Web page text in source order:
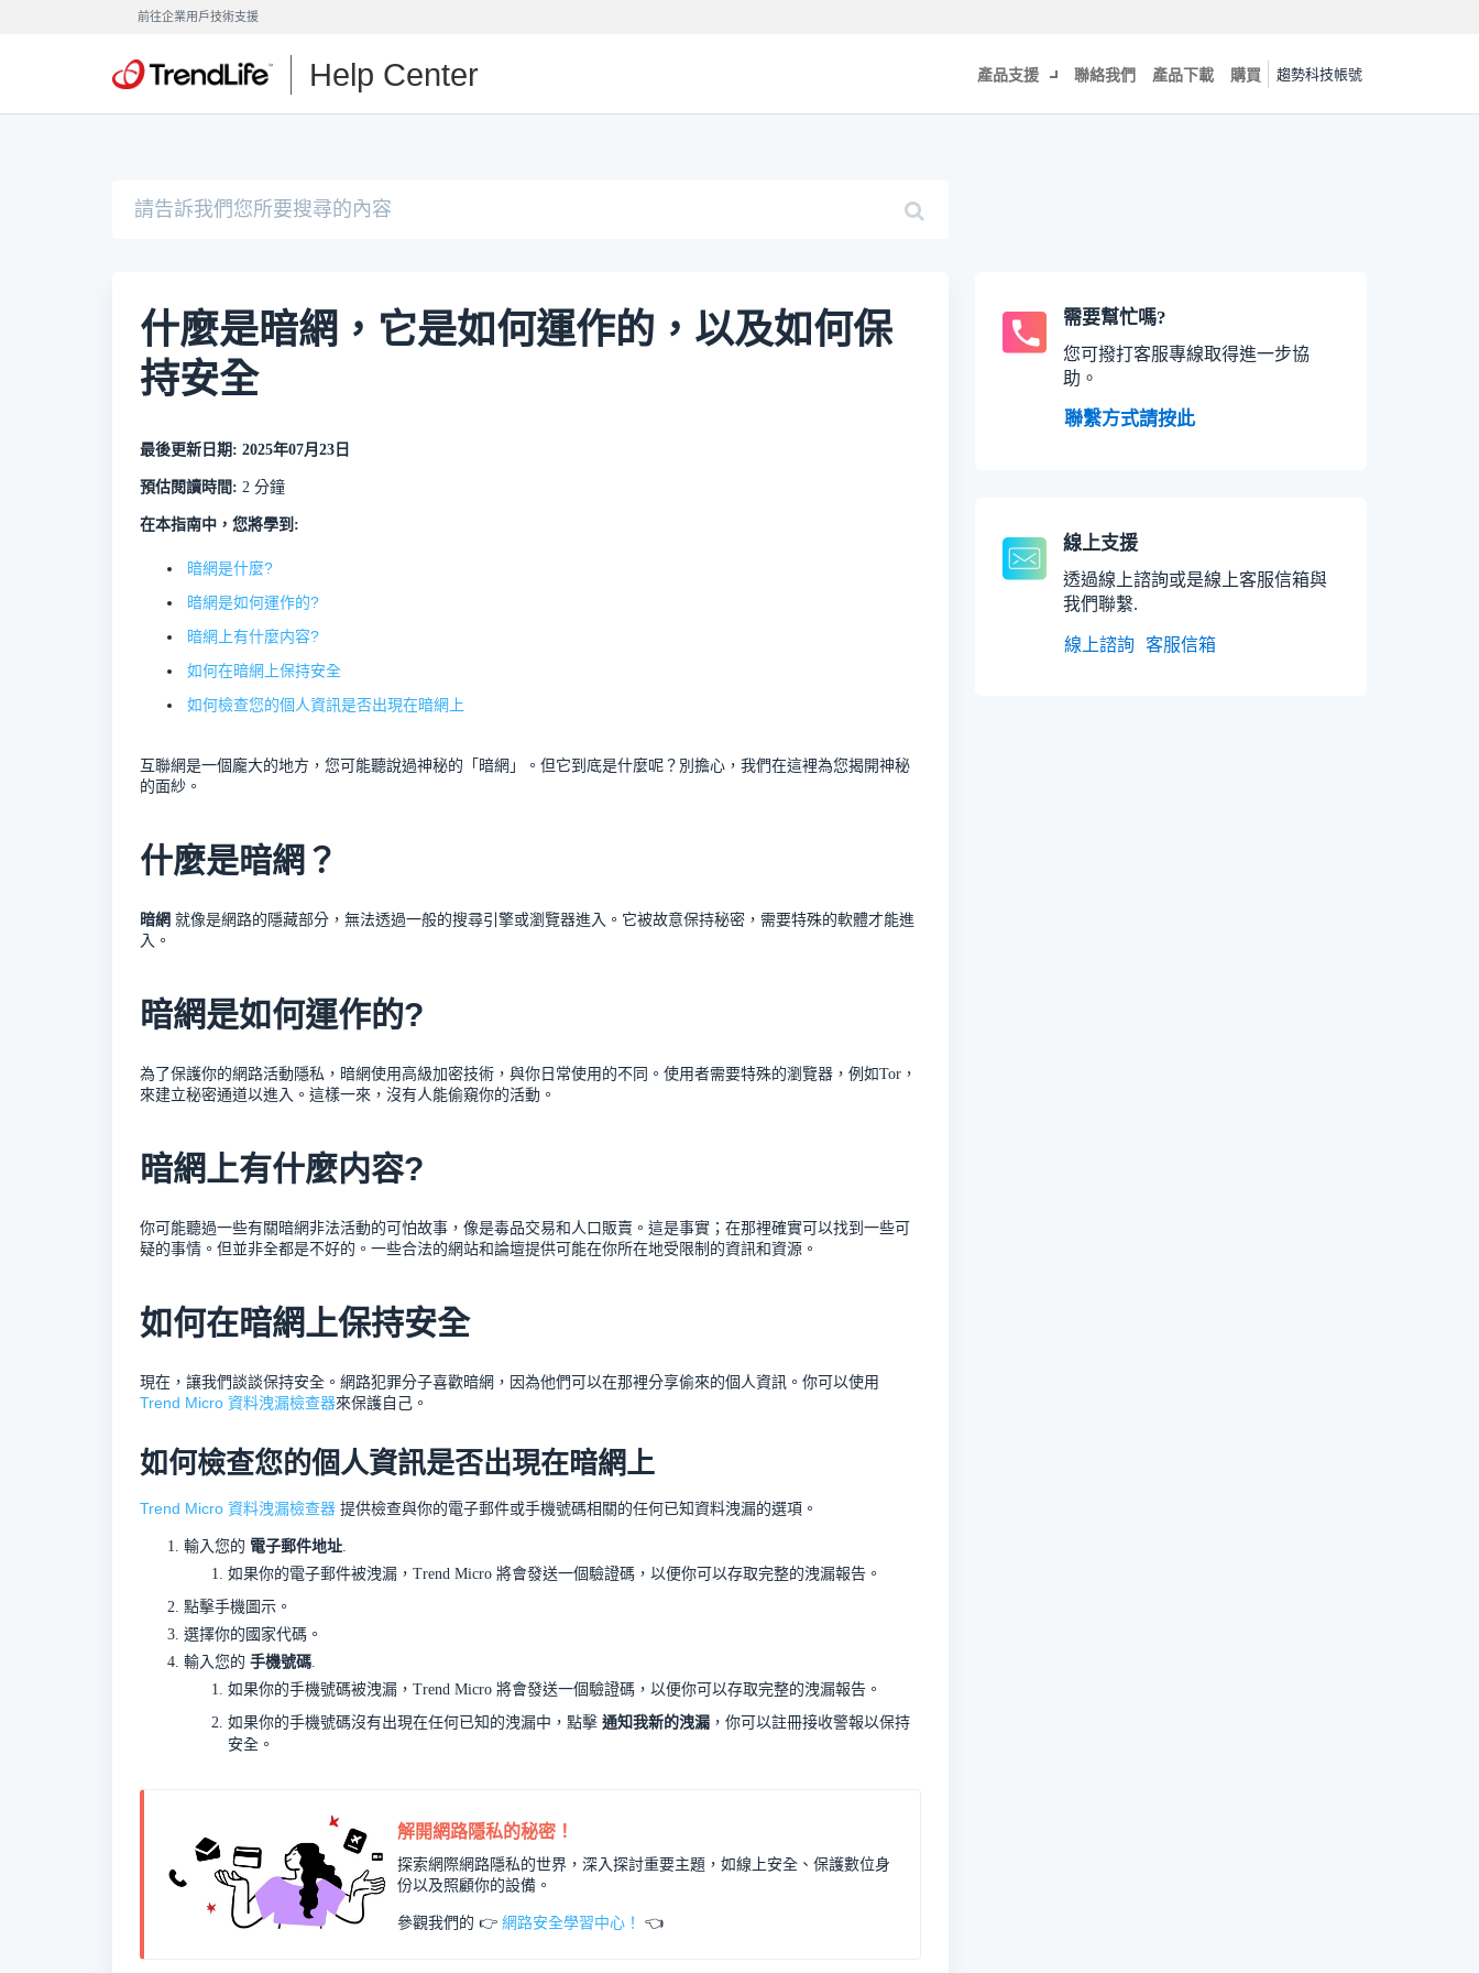
前往企業用戶技術支援
Help Center 產品支援 聯絡我們 產品下載 購買 趨勢科技帳號
什麼是暗網，它是如何運作的，以及如何保
持安全
最後更新日期: 2025年07月23日
預估閱讀時間: 2 分鐘
在本指南中，您將學到:
暗網是什麼?
暗網是如何運作的?
暗網上有什麼内容?
如何在暗網上保持安全
如何檢查您的個人資訊是否出現在暗網上
互聯網是一個龐大的地方，您可能聽說過神秘的「暗網」。但它到底是什麼呢？別擔心，我們在這裡為您揭開神秘
的面紗。
什麼是暗網？
暗網 就像是網路的隱藏部分，無法透過一般的搜尋引擎或瀏覽器進入。它被故意保持秘密，需要特殊的軟體才能進
入。
暗網是如何運作的?
為了保護你的網路活動隱私，暗網使用高級加密技術，與你日常使用的不同。使用者需要特殊的瀏覽器，例如Tor，
來建立秘密通道以進入。這樣一來，沒有人能偷窺你的活動。
暗網上有什麼内容?
你可能聽過一些有關暗網非法活動的可怕故事，像是毒品交易和人口販賣。這是事實；在那裡確實可以找到一些可
疑的事情。但並非全都是不好的。一些合法的網站和論壇提供可能在你所在地受限制的資訊和資源。
如何在暗網上保持安全
現在，讓我們談談保持安全。網路犯罪分子喜歡暗網，因為他們可以在那裡分享偷來的個人資訊。你可以使用
Trend Micro 資料洩漏檢查器來保護自己。
如何檢查您的個人資訊是否出現在暗網上
Trend Micro 資料洩漏檢查器 提供檢查與你的電子郵件或手機號碼相關的任何已知資料洩漏的選項。
輸入您的 電子郵件地址.
如果你的電子郵件被洩漏，Trend Micro 將會發送一個驗證碼，以便你可以存取完整的洩漏報告。
點擊手機圖示。
選擇你的國家代碼。
輸入您的 手機號碼.
如果你的手機號碼被洩漏，Trend Micro 將會發送一個驗證碼，以便你可以存取完整的洩漏報告。
如果你的手機號碼沒有出現在任何已知的洩漏中，點擊 通知我新的洩漏 ，你可以註冊接收警報以保持
安全。
解開網路隱私的秘密！
探索網際網路隱私的世界，深入探討重要主題，如線上安全、保護數位身
份以及照顧你的設備。
參觀我們的 👉 網路安全學習中心！ 👈
需要幫忙嗎?
您可撥打客服專線取得進一步協
助。
聯繫方式請按此
線上支援
透過線上諮詢或是線上客服信箱與
我們聯繫.
線上諮詢 客服信箱